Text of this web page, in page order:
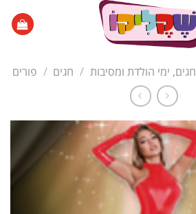
חגים, ימי הולדת ומסיבות / חגים / פורים